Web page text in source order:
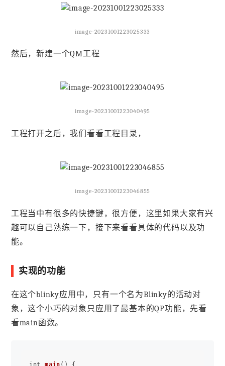
image-20231001223025333
然后，新建一个QM工程
image-20231001223040495
工程打开之后，我们看看工程目录，
image-20231001223046855
工程当中有很多的快捷键，很方便，这里如果大家有兴
趣可以自己熟练一下，接下来看看具体的代码以及功
能。
实现的功能
在这个blinky应用中，只有一个名为Blinky的活动对
象，这个小巧的对象只应用了最基本的QP功能，先看
看main函数。